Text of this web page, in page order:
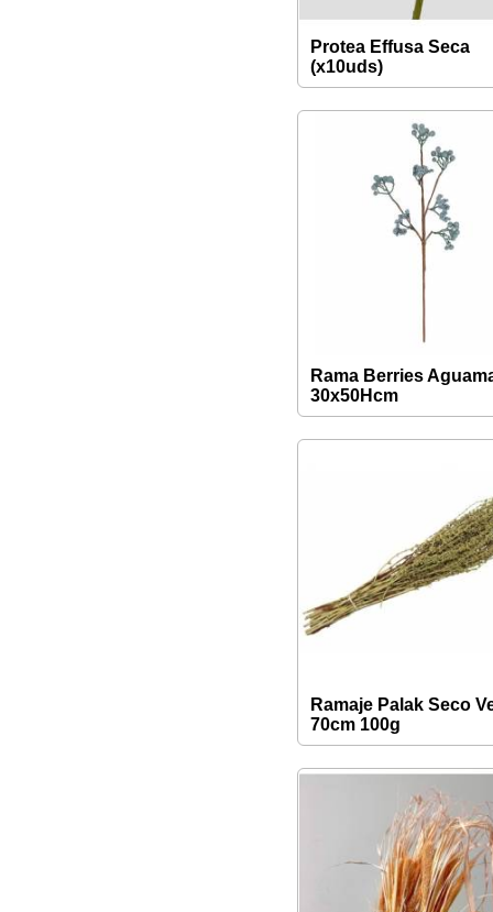
Protea Effusa Seca
(x10uds)
Rama Berries
30x50Hcm
Ramaje Palak Seco
70cm 100g